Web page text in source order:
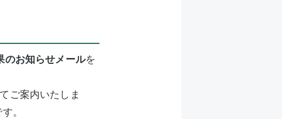
のお知らせメールを
ご案内いたしま
。